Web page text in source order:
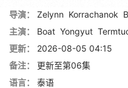
导演： Zelynn Korrachanok
主演：
Boat Yongyut
更新：
2026-08-05 04:15
备注：
更新至第06集
语言：
泰语